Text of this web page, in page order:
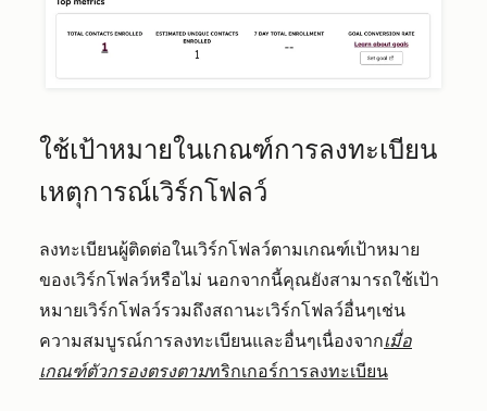
ใช้เป้าหมายในเกณฑ์การลงทะเบียน
เหตุการณ์เวิร์กโฟลว์
ลงทะเบียนผู้ติดต่อในเวิร์กโฟลว์ตามเกณฑ์เป้าหมาย
ของเวิร์กโฟลว์หรือไม่ นอกจากนี้คุณยังสามารถใช้เป้า
หมายเวิร์กโฟลว์รวมถึงสถานะเวิร์กโฟลว์อื่นๆเช่น
ความสมบูรณ์การลงทะเบียนและอื่นๆเนื่องจากเมื่อ
เกณฑ์ตัวกรองตรงตามทริกเกอร์การลงทะเบียน